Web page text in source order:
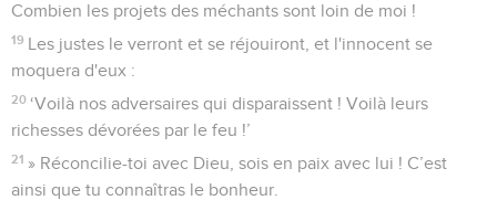
Combien les projets des méchants sont loin de moi !
19 Les justes le verront et se réjouiront, et l'innocent se
moquera d'eux :
20 ‘Voilà nos adversaires qui disparaissent ! Voilà leurs
richesses dévorées par le feu !’
21 » Réconcilie-toi avec Dieu, sois en paix avec lui ! C’est
ainsi que tu connaîtras le bonheur.